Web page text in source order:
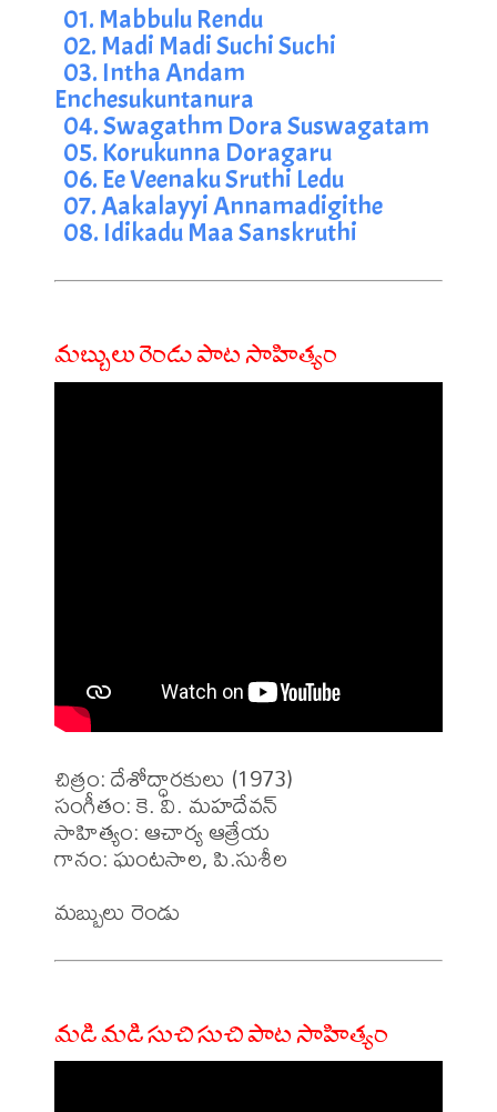
01. Mabbulu Rendu
02. Madi Madi Suchi Suchi
03. Intha Andam
Enchesukuntanura
04. Swagathm Dora Suswagatam
05. Korukunna Doragaru
06. Ee Veenaku Sruthi Ledu
07. Aakalayyi Annamadigithe
08. Idikadu Maa Sanskruthi
మబ్బులు రెండు పాట సాహిత్యం
చిత్రం: దేశోద్ధారకులు (1973)
సంగీతం: కె. వి. మహదేవన్
సాహిత్యం: ఆచార్య ఆత్రేయ
గానం: ఘంటసాల, పి.సుశీల
మడి మడి సుచి సుచి పాట సాహిత్యం